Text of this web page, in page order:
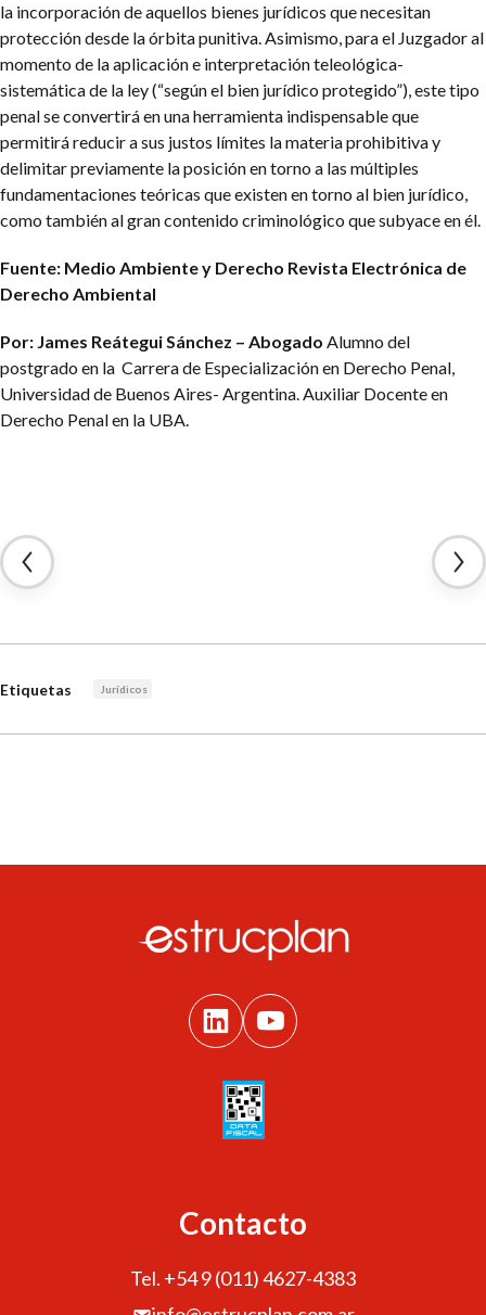
la incorporación de aquellos bienes jurídicos que necesitan
protección desde la órbita punitiva. Asimismo, para el Juzgador al
momento de la aplicación e interpretación teleológica-
sistemática de la ley (“según el bien jurídico protegido”), este tipo
penal se convertirá en una herramienta indispensable que
permitirá reducir a sus justos límites la materia prohibitiva y
delimitar previamente la posición en torno a las múltiples
fundamentaciones teóricas que existen en torno al bien jurídico,
como también al gran contenido criminológico que subyace en él.
Fuente: Medio Ambiente y Derecho Revista Electrónica de
Derecho Ambiental
Por: James Reátegui Sánchez – Abogado Alumno del
postgrado en la Carrera de Especialización en Derecho Penal,
Universidad de Buenos Aires- Argentina.Auxiliar Docente en
Derecho Penal en la UBA.
Etiquetas Jurídicos
Contacto
Tel. +54 9 (011) 4627-4383